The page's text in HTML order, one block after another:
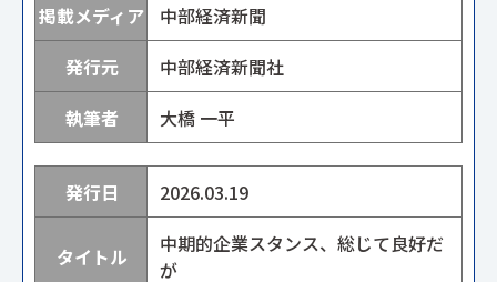
中部経済新聞
中部経済新聞社
大橋 一平
2026.03.19
中期的企業スタンス、総じて良好だ
が